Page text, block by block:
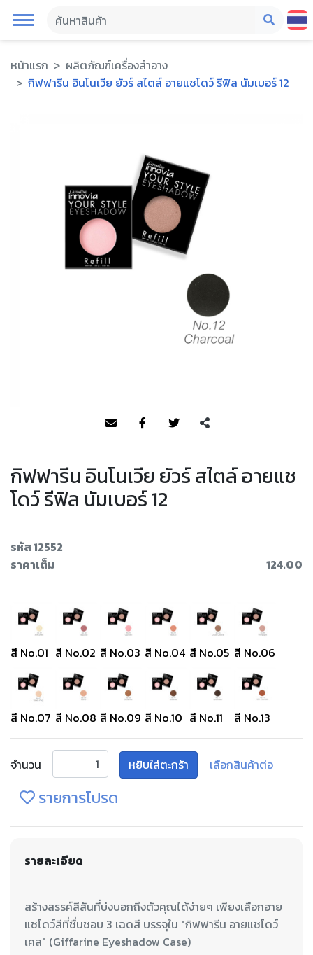
หน้าแรก
ผลิตภัณฑ์เครื่องสำอาง
กิฟฟารีน อินโนเวีย ยัวร์ สไตล์ อายแชโดว์ รีฟิล นัมเบอร์ 12
กิฟฟารีน อินโนเวีย ยัวร์ สไตล์ อายแช
โดว์ รีฟิล นัมเบอร์ 12
รหัส 12552
ราคาเต็ม
124.00
สี No.01 สี No.02 สี No.03 สี No.04 สี No.05 สี No.06
สี No.07 สี No.08 สี No.09 สี No.10 สี No.11 สี No.13
จำนวน หยิบใส่ตะกร้า เลือกสินค้าต่อ
รายการโปรด
รายละเอียด
สร้างสรรค์สีสันที่บ่งบอกถึงตัวคุณได้ง่ายๆ เพียงเลือกอาย
แชโดว์สีที่ชื่นชอบ 3 เฉดสี บรรจุใน "กิฟฟารีน อายแชโดว์